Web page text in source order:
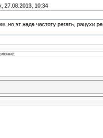
27.08.2013, 10:34
но эт нада частоту регать, рацухи